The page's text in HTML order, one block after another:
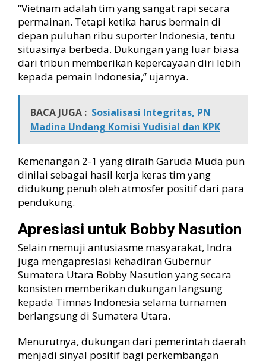
“Vietnam adalah tim yang sangat rapi secara
permainan. Tetapi ketika harus bermain di
depan puluhan ribu suporter Indonesia, tentu
situasinya berbeda. Dukungan yang luar biasa
dari tribun memberikan kepercayaan diri lebih
kepada pemain Indonesia,” ujarnya.
BACA JUGA : Sosialisasi Integritas, PN
Madina Undang Komisi Yudisial dan KPK
Kemenangan 2-1 yang diraih Garuda Muda pun
dinilai sebagai hasil kerja keras tim yang
didukung penuh oleh atmosfer positif dari para
pendukung.
Apresiasi untuk Bobby Nasution
Selain memuji antusiasme masyarakat, Indra
juga mengapresiasi kehadiran Gubernur
Sumatera Utara Bobby Nasution yang secara
konsisten memberikan dukungan langsung
kepada Timnas Indonesia selama turnamen
berlangsung di Sumatera Utara.
Menurutnya, dukungan dari pemerintah daerah
menjadi sinyal positif bagi perkembangan